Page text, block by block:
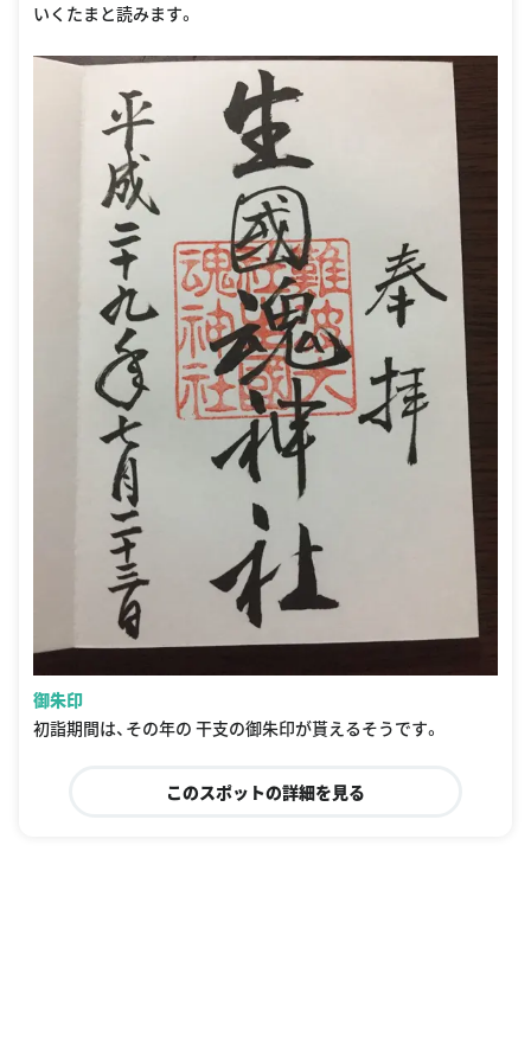
いくたまと読みます。
御朱印
初詣期間は、その年の 干支の御朱印が貰えるそうです。
このスポットの詳細を見る